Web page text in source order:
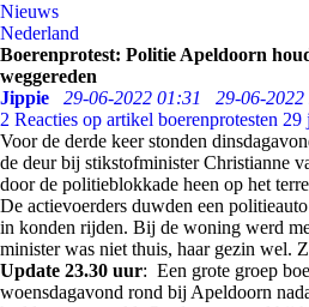
Nieuws
Nederland
Boerenprotest: Politie Apeldoorn
weggereden
Jippie
29-06-2022 01:31 29-06-2022
2 Reacties op artikel boerenprotesten 29
Voor de derde keer stonden
de deur bij stikstofminister Christianne
door de politieblokkade heen op het
De actievoerders duwden een
in konden rijden. Bij de woning werd
minister was niet thuis, haar gezin wel.
Update 23.30 uur: Een grote groep
woensdagavond rond bij Apeldoorn